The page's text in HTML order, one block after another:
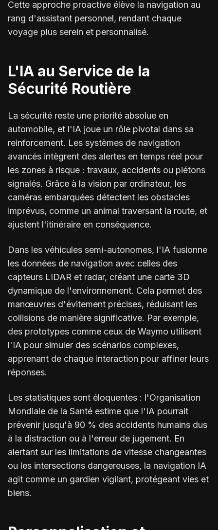
Cette approche proactive élève la navigation au
rang d'assistant personnel, rendant chaque
voyage plus serein et personnalisé.
L'IA au Service de la
Sécurité Routière
La sécurité reste une priorité absolue en
automobile, et l'IA joue un rôle pivotal dans sa
reinforcement. Les systèmes de navigation
avancés intègrent des alertes en temps réel pour
les zones à risque : travaux, accidents ou piétons
signalés. Grâce à la vision par ordinateur, les
caméras embarquées détectent les obstacles
imprévus, comme un animal traversant la route, et
ajustent l'itinéraire en conséquence.
Dans les véhicules semi-autonomes, l'IA fusionne
les données de navigation avec celles des
capteurs LIDAR et radar, créant une carte 3D
dynamique de l'environnement. Cela permet des
manœuvres d'évitement précises, réduisant les
collisions de manière significative. Par exemple,
des prototypes comme ceux de Waymo utilisent
l'IA pour simuler des scénarios complexes,
apprenant de chaque interaction pour affiner leurs
réponses.
Les statistiques sont éloquentes : l'Organisation
Mondiale de la Santé estime que l'IA pourrait
prévenir jusqu'à 90 % des accidents humains dus
à la distraction ou à l'erreur de jugement. En
alertant sur les limitations de vitesse changeantes
ou les intersections dangereuses, la navigation IA
agit comme un gardien vigilant, protégeant vies et
biens.